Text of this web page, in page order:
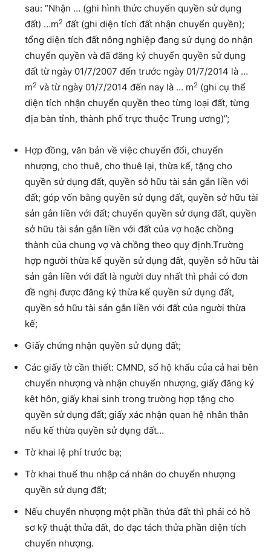
sau: “Nhận … (ghi hình thức chuyển quyền sử dụng
đất) …m2 đất (ghi diện tích đất nhận chuyển quyền);
tổng diện tích đất nông nghiệp đang sử dụng do nhận
chuyển quyền và đã đăng ký chuyển quyền sử dụng
đất từ ngày 01/7/2007 đến trước ngày 01/7/2014 là …
m2 và từ ngày 01/7/2014 đến nay là … m2 (ghi cụ thể
diện tích nhận chuyển quyền theo từng loại đất, từng
địa bàn tỉnh, thành phố trực thuộc Trung ương)”;
Hợp đồng, văn bản về việc chuyển đổi, chuyển
nhượng, cho thuê, cho thuê lại, thừa kế, tặng cho
quyền sử dụng đất, quyền sở hữu tài sản gắn liền với
đất; góp vốn bằng quyền sử dụng đất, quyền sở hữu tài
sản gắn liền với đất; chuyển quyền sử dụng đất, quyền
sở hữu tài sản gắn liền với đất của vợ hoặc chồng
thành của chung vợ và chồng theo quy định.Trường
hợp người thừa kế quyền sử dụng đất, quyền sở hữu tài
sản gắn liền với đất là người duy nhất thì phải có đơn
đề nghị được đăng ký thừa kế quyền sử dụng đất,
quyền sở hữu tài sản gắn liền với đất của người thừa
kế;
Giấy chứng nhận quyền sử dụng đất;
Các giấy tờ cần thiết: CMND, sổ hộ khẩu của cả hai bên
chuyển nhượng và nhận chuyển nhượng, giấy đăng ký
kêt hôn, giấy khai sinh trong trường hợp tặng cho
quyền sử dụng đất; giấy xác nhận quan hệ nhân thân
nếu kế thừa quyền sử dụng đất…
Tờ khai lệ phí trước bạ;
Tờ khai thuế thu nhập cá nhân do chuyển nhượng
quyền sử dụng đất;
Nếu chuyển nhượng một phần thửa đất thì phải có hồ
sơ kỹ thuật thửa đất, đo đạc tách thửa phần diện tích
chuyển nhượng.